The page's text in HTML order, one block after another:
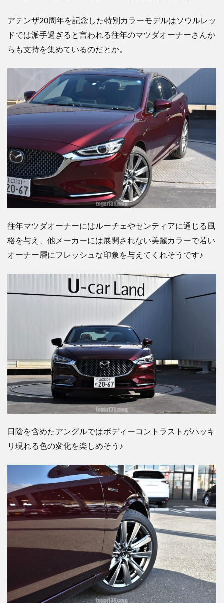
アテンザ20周年を記念した特別カラーモデルはソウルレッ
ドでは派手過ぎると言われる往年のマツダオーナーさんか
らも支持を集めているのだとか。
往年マツダオーナーにはルーチェやセンティアに通じる風
格を与え、他メーカーには展開されない美麗カラーで若い
オーナー層にフレッシュな印象を与えてくれそうです♪
日陰を含めたアングルではボディーコントラストがハッキ
リ現れる色の変化を楽しめそう♪